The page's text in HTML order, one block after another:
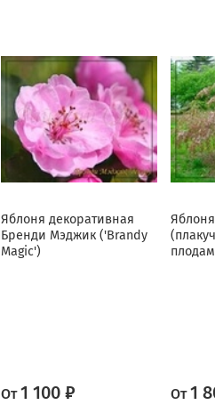
Яблоня декоративная
Бренди Мэджик ('Brandy
Magic')
От 1 100 ₽ От 1